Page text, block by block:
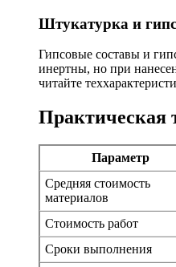
Штукатурка и
Гипсовые составы и
инертны, но при
читайте
Практическая
Параметр
Средняя стоимость
материалов
Стоимость работ
Сроки выполнения